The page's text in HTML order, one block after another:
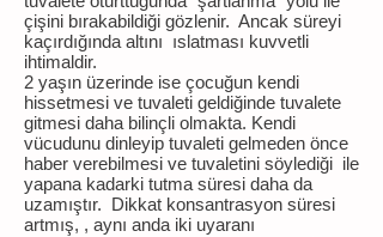
çişini bırakabildiği gözlenir. Ancak süreyi
kaçırdığında altını ıslatması kuvvetli
ihtimaldir.
2 yaşın üzerinde ise çocuğun kendi
hissetmesi ve tuvaleti geldiğinde tuvalete
gitmesi daha bilinçli olmakta. Kendi
vücudunu dinleyip tuvaleti gelmeden önce
haber verebilmesi ve tuvaletini söylediği ile
yapana kadarki tutma süresi daha da
uzamıştır. Dikkat konsantrasyon süresi
artmış, , aynı anda iki uyaranı